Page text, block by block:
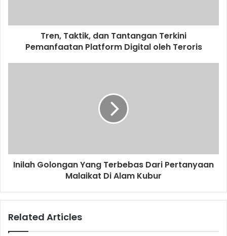
Tren, Taktik, dan Tantangan Terkini
Pemanfaatan Platform Digital oleh Teroris
Inilah Golongan Yang Terbebas Dari Pertanyaan
Malaikat Di Alam Kubur
Related Articles